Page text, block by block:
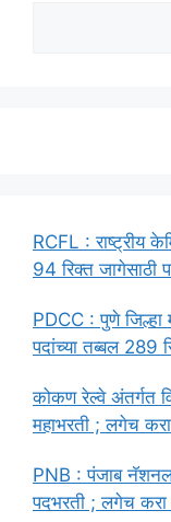
RCFL : राष्ट्रीय
94 रिक्त
PDCC : पुणे जिल्हा
पदांच्या तब्बल 289
कोकण रेल्वे अंतर्गत
महाभरती ; लगेच
PNB : पंजाब
पदभरती ; लगेच